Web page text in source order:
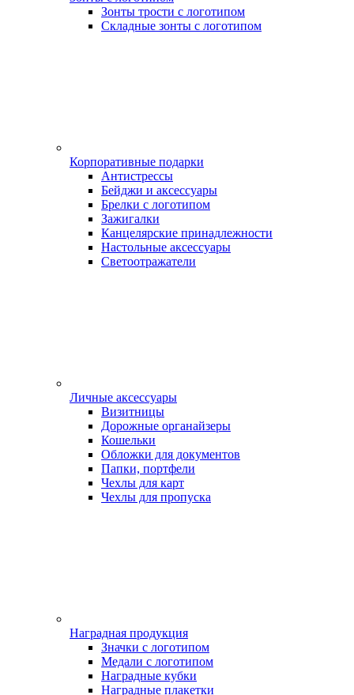
Зонты трости с логотипом
Складные зонты с логотипом
Корпоративные подарки
Антистрессы
Бейджи и аксессуары
Брелки с логотипом
Зажигалки
Канцелярские принадлежности
Настольные аксессуары
Светоотражатели
Личные аксессуары
Визитницы
Дорожные органайзеры
Кошельки
Обложки для документов
Папки, портфели
Чехлы для карт
Чехлы для пропуска
Наградная продукция
Значки с логотипом
Медали с логотипом
Наградные кубки
Наградные плакетки